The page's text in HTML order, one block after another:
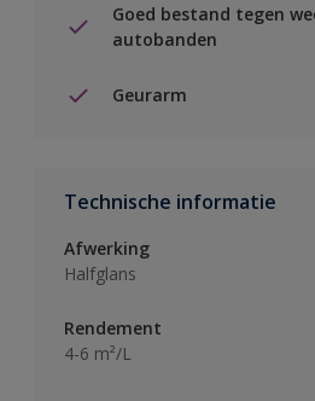
Goed bestand tegen
autobanden
Geurarm
Technische informatie
Afwerking
Halfglans
Rendement
4-6 m²/L